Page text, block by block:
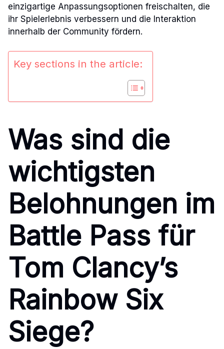
einzigartige Anpassungsoptionen freischalten, die
ihr Spielerlebnis verbessern und die Interaktion
innerhalb der Community fördern.
Key sections in the article:
Was sind die
wichtigsten
Belohnungen im
Battle Pass für
Tom Clancy’s
Rainbow Six
Siege?